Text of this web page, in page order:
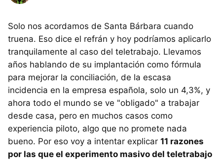
Solo nos acordamos de Santa Bárbara cuando
truena. Eso dice el refrán y hoy podríamos aplicarlo
tranquilamente al caso del teletrabajo. Llevamos
años hablando de su implantación como fórmula
para mejorar la conciliación, de la escasa
incidencia en la empresa española, solo un 4,3%, y
ahora todo el mundo se ve "obligado" a trabajar
desde casa, pero en muchos casos como
experiencia piloto, algo que no promete nada
bueno. Por eso voy a intentar explicar 11 razones
por las que el experimento masivo del teletrabajo